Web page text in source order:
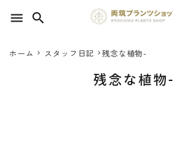
menu search
search
ホーム スタッフ日記 残念な植物-
残念な植物-